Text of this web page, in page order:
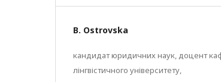
B. Ostrovska
кандидат юридичних наук, доцент
лінгвістичного університету,